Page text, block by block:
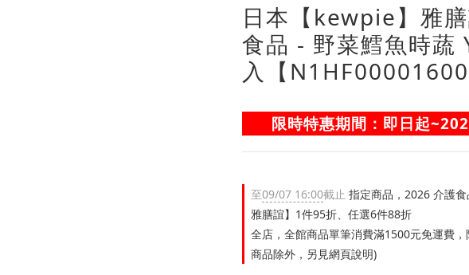
日本【kewpie】雅
食品 - 野菜鱈魚時蔬
入【
限時特惠期間：即日起
至09/07 16:00截止 指定商品，2026 介護
雅膳誼】1件95折、任選6件88折
全店，全館商品單筆消費滿1500元免運費
商品除外，另見網頁說明)